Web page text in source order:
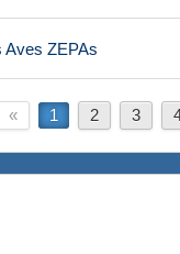
Aves ZEPAs
« 1 2 3